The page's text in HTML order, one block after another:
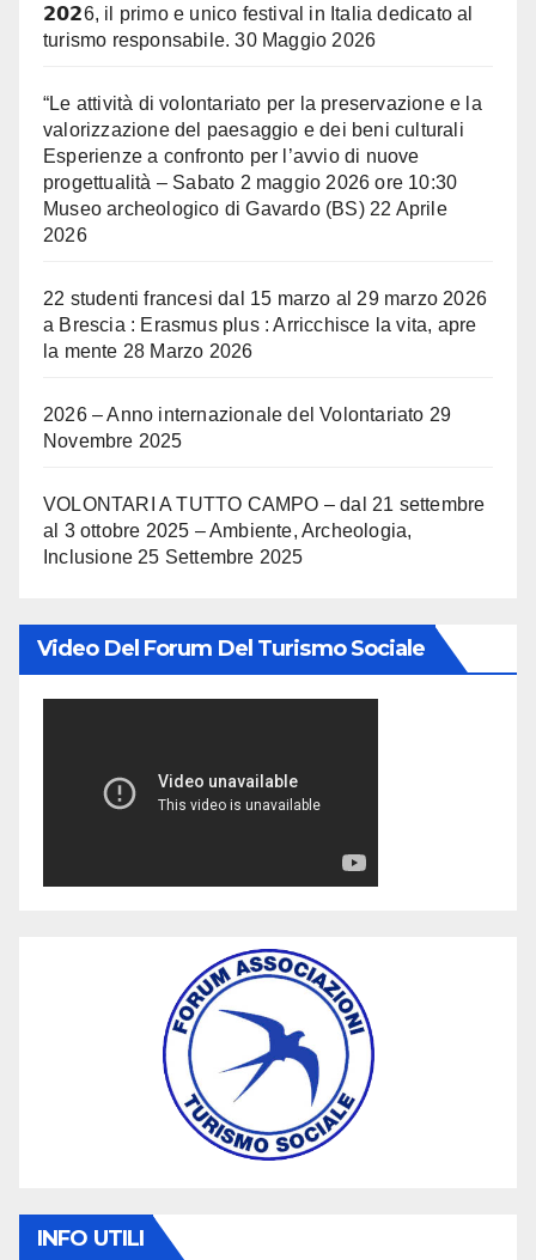
𝟮𝟬𝟮6, il primo e unico festival in Italia dedicato al
turismo responsabile. 30 Maggio 2026
“Le attività di volontariato per la preservazione e la
valorizzazione del paesaggio e dei beni culturali
Esperienze a confronto per l’avvio di nuove
progettualità – Sabato 2 maggio 2026 ore 10:30
Museo archeologico di Gavardo (BS) 22 Aprile
2026
22 studenti francesi dal 15 marzo al 29 marzo 2026
a Brescia : Erasmus plus : Arricchisce la vita, apre
la mente 28 Marzo 2026
2026 – Anno internazionale del Volontariato 29
Novembre 2025
VOLONTARI A TUTTO CAMPO – dal 21 settembre
al 3 ottobre 2025 – Ambiente, Archeologia,
Inclusione 25 Settembre 2025
Video Del Forum Del Turismo Sociale
INFO UTILI